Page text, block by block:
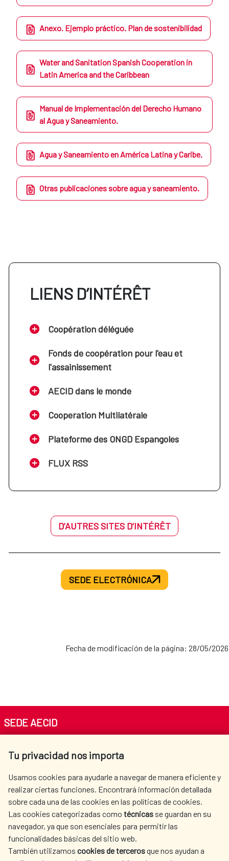
Anexo. Ejemplo práctico. Plan de sostenibilidad
Water and Sanitation Spanish Cooperation in
Latin America and the Caribbean
Manual de Implementación del Derecho Humano
al Agua y Saneamiento.
Agua y Saneamiento en América Latina y Caribe.
Otras publicaciones sobre agua y saneamiento.
LIENS D’INTÉRÊT
Coopération déléguée
Fonds de coopération pour l'eau et
l'assainissement
AECID dans le monde
Cooperation Multilatérale
Plateforme des ONGD Espangoles
FLUX RSS
D’AUTRES SITES D’INTÉRÊT
SEDE ELECTRÓNICA
Fecha de modificación de la página: 28/05/2026
Tu privacidad nos importa
Usamos cookies para ayudarle a navegar de manera eficiente y
realizar ciertas funciones. Encontrará información detallada
sobre cada una de las cookies en las políticas de cookies.
Las cookies categorizadas como técnicas se guardan en su
navegador, ya que son esenciales para permitir las
funcionalidades básicas del sitio web.
También utilizamos cookies de tercerosque nos ayudan a
SEDE AECID
Tel. +34 900 20 30 54​​​​​​​
AECID
OÙ NOUS COOPÉRONS
L'ACTION HUMANITAIRE
ESPAGNOLE
SALLE DE PRESSE
CULTURE ET SCIENCE BIBLIOTHÈQUE